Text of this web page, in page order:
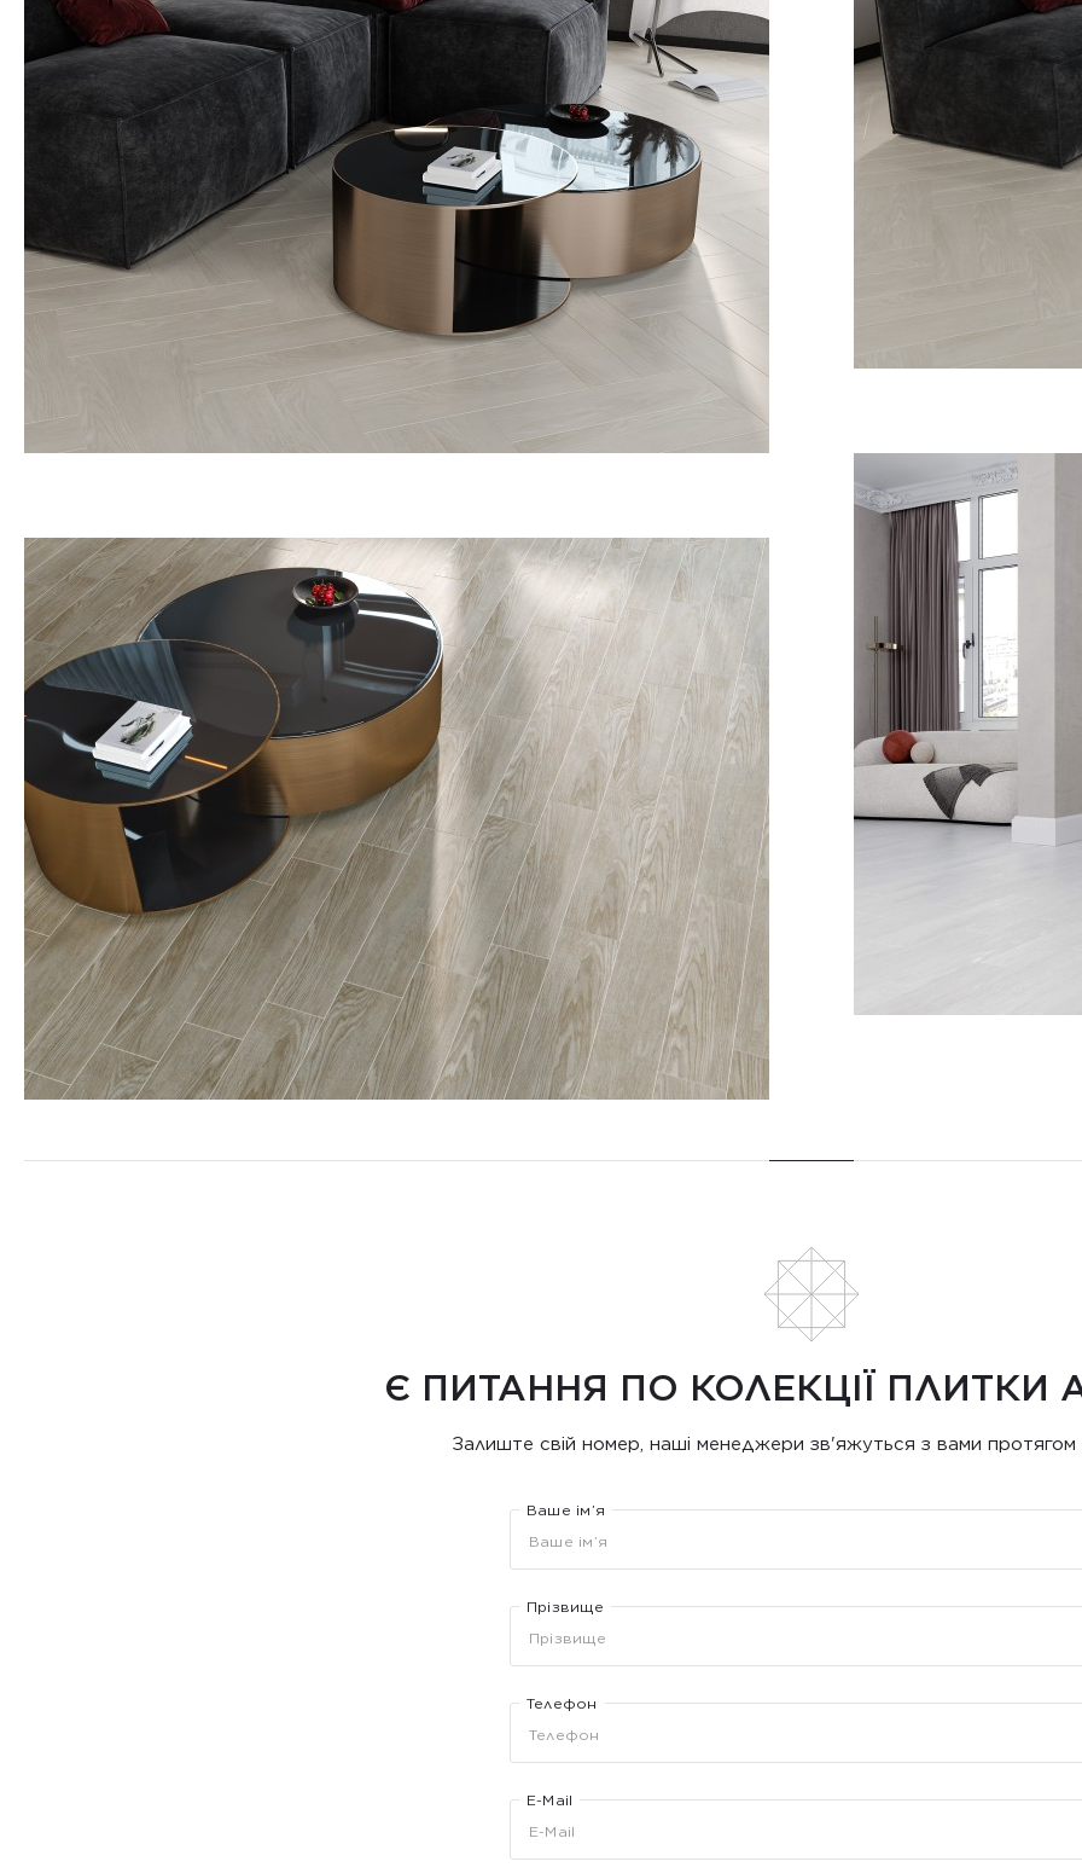
Є ПИТАННЯ ПО КОЛЕКЦІЇ ПЛИТКИ
Залиште свій номер, наші менеджери зв'яжуться з вами протягом
Ваше ім’я
Прізвище
Телефон
E-Mail